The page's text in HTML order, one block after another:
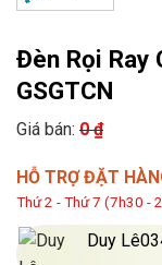
Đèn Rọi Ray
GSGTCN
Giá bán: 0₫
HỖ TRỢ ĐẶT
Thứ 2 - Thứ 7 (7h30 -
Duy